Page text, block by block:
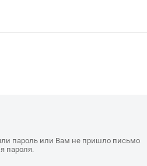
пароль или Вам не пришло письмо
пароля.